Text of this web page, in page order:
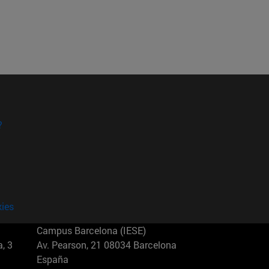
3
Campus Barcelona (IESE)
Av. Pearson, 21 08034 Barcelona
España